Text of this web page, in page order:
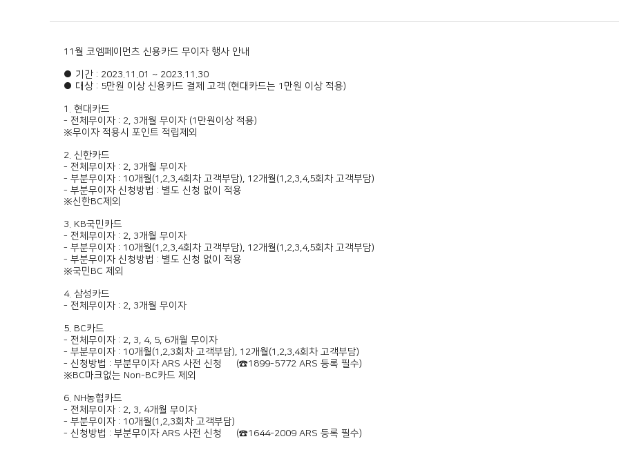
11월 코엠페이먼츠 신용카드 무이자 행사 안내
● 기간 : 2023.11.01 ~ 2023.11.30
● 대상 : 5만원 이상 신용카드 결제 고객 (현대카드는 1만원 이상 적용)
1. 현대카드
- 전체무이자 : 2, 3개월 무이자 (1만원이상 적용)
※무이자 적용시 포인트 적립제외
2. 신한카드
- 전체무이자 : 2, 3개월 무이자
- 부분무이자 : 10개월(1,2,3,4회차 고객부담), 12개월(1,2,3,4,5회차 고객부담)
- 부분무이자 신청방법 : 별도 신청 없이 적용
※신한BC제외
3. KB국민카드
- 전체무이자 : 2, 3개월 무이자
- 부분무이자 : 10개월(1,2,3,4회차 고객부담), 12개월(1,2,3,4,5회차 고객부담)
- 부분무이자 신청방법 : 별도 신청 없이 적용
※국민BC 제외
4. 삼성카드
- 전체무이자 : 2, 3개월 무이자
5. BC카드
- 전체무이자 : 2, 3, 4, 5, 6개월 무이자
- 부분무이자 : 10개월(1,2,3회차 고객부담), 12개월(1,2,3,4회차 고객부담)
- 신청방법 : 부분무이자 ARS 사전 신청 必 (☎1899-5772 ARS 등록 필수)
※BC마크없는 Non-BC카드 제외
6. NH농협카드
- 전체무이자 : 2, 3, 4개월 무이자
- 부분무이자 : 10개월(1,2,3회차 고객부담)
- 신청방법 : 부분무이자 ARS 사전 신청 必 (☎1644-2009 ARS 등록 필수)